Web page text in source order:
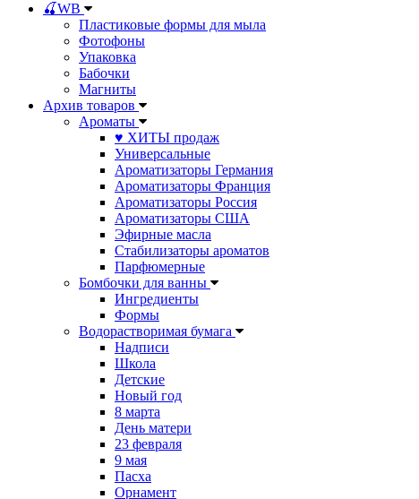
🍒WB
Пластиковые формы для мыла
Фотофоны
Упаковка
Бабочки
Магниты
Архив товаров
Ароматы
♥ ХИТЫ продаж
Универсальные
Ароматизаторы Германия
Ароматизаторы Франция
Ароматизаторы Россия
Ароматизаторы США
Эфирные масла
Стабилизаторы ароматов
Парфюмерные
Бомбочки для ванны
Ингредиенты
Формы
Водорастворимая бумага
Надписи
Школа
Детские
Новый год
8 марта
День матери
23 февраля
9 мая
Пасха
Орнамент